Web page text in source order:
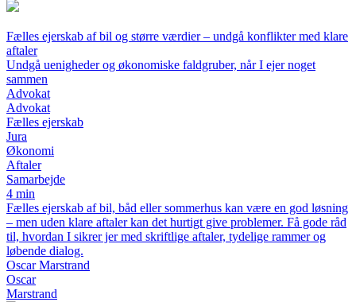
Fælles ejerskab af bil og større værdier – undgå konflikter med klare
aftaler
Undgå uenigheder og økonomiske faldgruber, når I ejer noget
sammen
Advokat
Advokat
Fælles ejerskab
Jura
Økonomi
Aftaler
Samarbejde
4 min
Fælles ejerskab af bil, båd eller sommerhus kan være en god løsning
– men uden klare aftaler kan det hurtigt give problemer. Få gode råd
til, hvordan I sikrer jer med skriftlige aftaler, tydelige rammer og
løbende dialog.
Oscar Marstrand
Oscar
Marstrand